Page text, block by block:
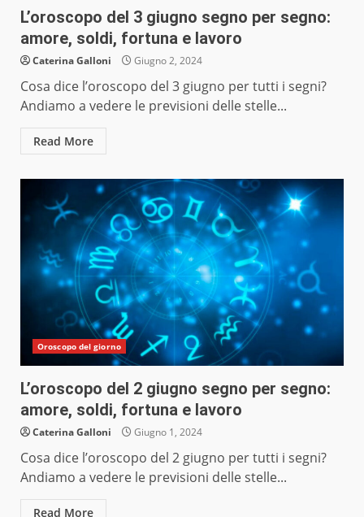
L’oroscopo del 3 giugno segno per segno:
amore, soldi, fortuna e lavoro
Caterina Galloni Giugno 2, 2024
Cosa dice l’oroscopo del 3 giugno per tutti i segni?
Andiamo a vedere le previsioni delle stelle...
Read More
Oroscopo del giorno
L’oroscopo del 2 giugno segno per segno:
amore, soldi, fortuna e lavoro
Caterina Galloni Giugno 1, 2024
Cosa dice l’oroscopo del 2 giugno per tutti i segni?
Andiamo a vedere le previsioni delle stelle...
Read More